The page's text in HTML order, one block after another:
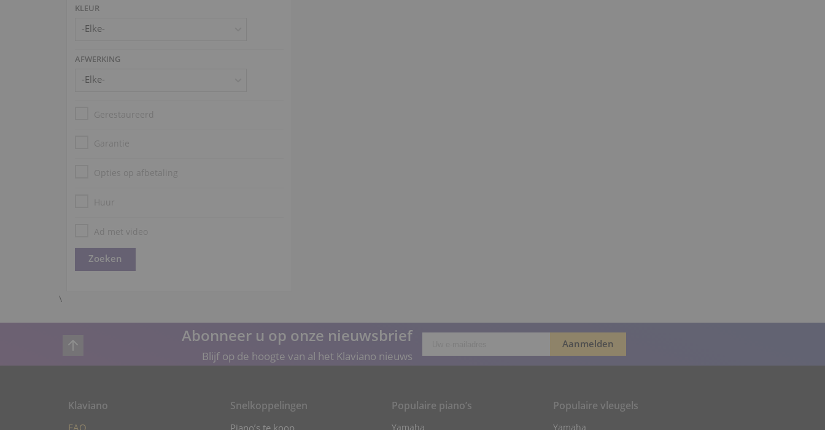
KLEUR
AFWERKING
Gerestaureerd
Garantie
Opties op afbetaling
Huur
Ad met video
\
Abonneer u op onze nieuwsbrief
Blijf op de hoogte van al het Klaviano nieuws
Klaviano Snelkoppelingen Populaire piano’s
Yamaha
Populaire vleugels
Yamaha